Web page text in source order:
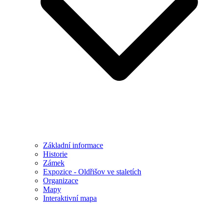
Základní informace
Historie
Zámek
Expozice - Oldřišov ve staletích
Organizace
Mapy
Interaktivní mapa